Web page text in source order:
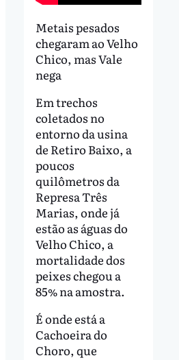
Metais pesados
chegaram ao Velho
Chico, mas Vale
nega
Em trechos
coletados no
entorno da usina
de Retiro Baixo, a
poucos
quilômetros da
Represa Três
Marias, onde já
estão as águas do
Velho Chico, a
mortalidade dos
peixes chegou a
85% na amostra.
É onde está a
Cachoeira do
Choro, que